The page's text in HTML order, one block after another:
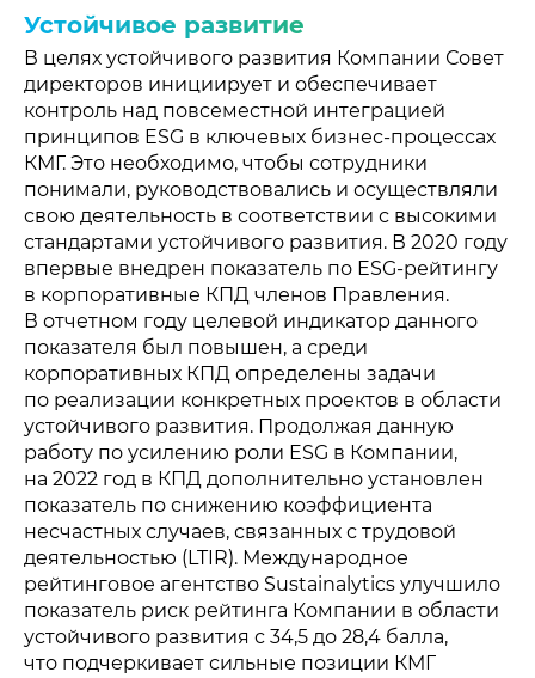
Устойчивое развитие
В целях устойчивого развития Компании Совет
директоров инициирует и обеспечивает
контроль над повсеместной интеграцией
принципов ESG в ключевых бизнес-процессах
КМГ. Это необходимо, чтобы сотрудники
понимали, руководствовались и осуществляли
свою деятельность в соответствии с высокими
стандартами устойчивого развития. В 2020 году
впервые внедрен показатель по ESG-рейтингу
в корпоративные КПД членов Правления.
В отчетном году целевой индикатор данного
показателя был повышен, а среди
корпоративных КПД определены задачи
по реализации конкретных проектов в области
устойчивого развития. Продолжая данную
работу по усилению роли ESG в Компании,
на 2022 год в КПД дополнительно установлен
показатель по снижению коэффициента
несчастных случаев, связанных с трудовой
деятельностью (LTIR). Международное
рейтинговое агентство Sustainalytics улучшило
показатель риск рейтинга Компании в области
устойчивого развития с 34,5 до 28,4 балла,
что подчеркивает сильные позиции КМГ